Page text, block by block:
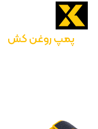
پمپ روغن کش